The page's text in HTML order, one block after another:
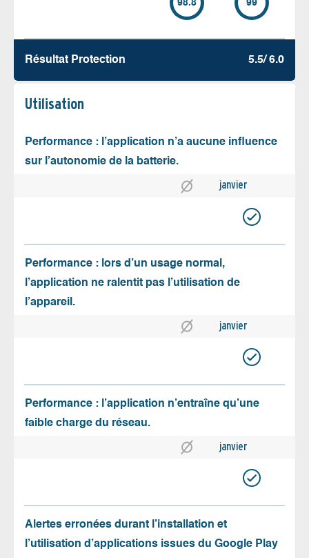
98.8 99
Résultat Protection 5.5/ 6.0
Utilisation
Performance : l’application n’a aucune influence
sur l’autonomie de la batterie.
janvier
Performance : lors d’un usage normal,
l’application ne ralentit pas l’utilisation de
l’appareil.
janvier
Performance : l’application n’entraîne qu’une
faible charge du réseau.
janvier
Alertes erronées durant l’installation et
l’utilisation d’applications issues du Google Play